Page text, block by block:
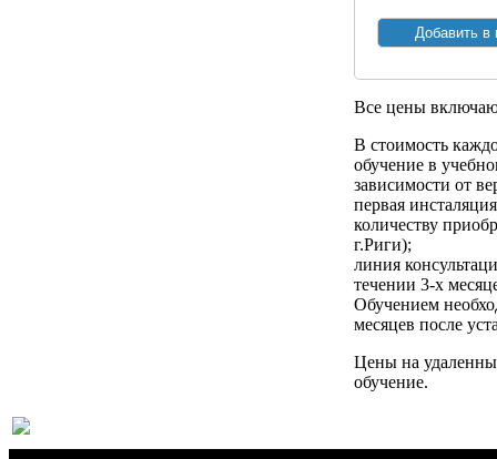
Все цены
В стоимость
обучение в
зависимости от
первая
количеству
г.Риги);
линия
течении 3-х
Обучением
месяцев после
Цены на
обучение.